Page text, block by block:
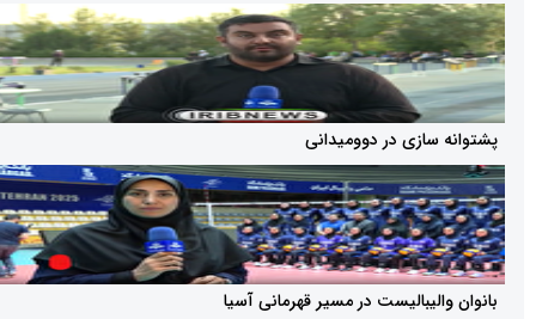
در دوومیدانی
در مسیر قهرمانی آسیا